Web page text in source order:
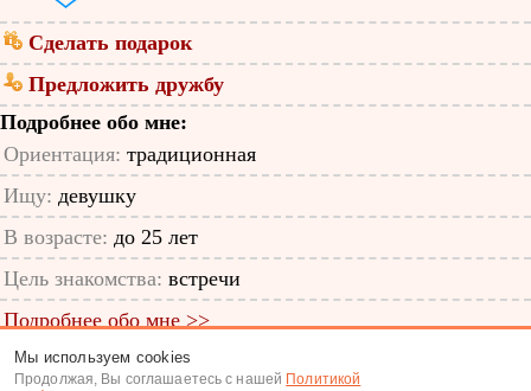
Сделать подарок
Предложить дружбу
Подробнее обо мне:
Ориентация: традиционная
Ищу: девушку
В возрасте: до 25 лет
Цель знакомства: встречи
Подробнее обо мне >>
ID анкеты: 16517941
Мы используем cookies
Продолжая, Вы соглашаетесь с нашей Политикой